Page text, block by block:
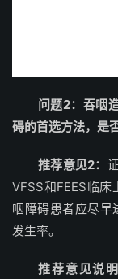
问题2：吞咽
碍的首选方法，是
推荐意见2：
VFSS和FEES临
咽障碍患者应尽早
发生率。
推荐意见说